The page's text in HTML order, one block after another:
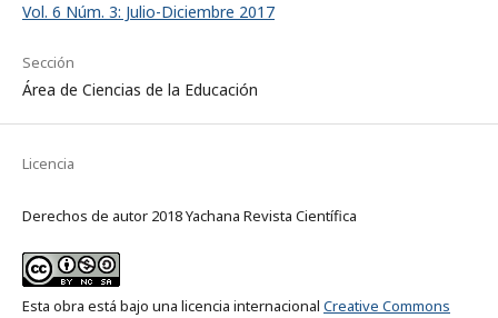
Vol. 6 Núm. 3: Julio-Diciembre 2017
Sección
Área de Ciencias de la Educación
Licencia
Derechos de autor 2018 Yachana Revista Científica
Esta obra está bajo una licencia internacional Creative Commons